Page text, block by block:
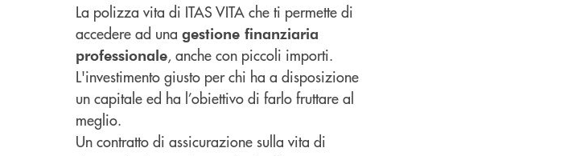
La polizza vita di ITAS VITA che ti permette di
accedere ad una gestione finanziaria
professionale, anche con piccoli importi.
L'investimento giusto per chi ha a disposizione
un capitale ed ha l’obiettivo di farlo fruttare al
meglio.
Un contratto di assicurazione sulla vita di